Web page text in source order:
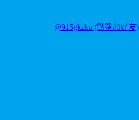
@915gkzku (點擊加好友)